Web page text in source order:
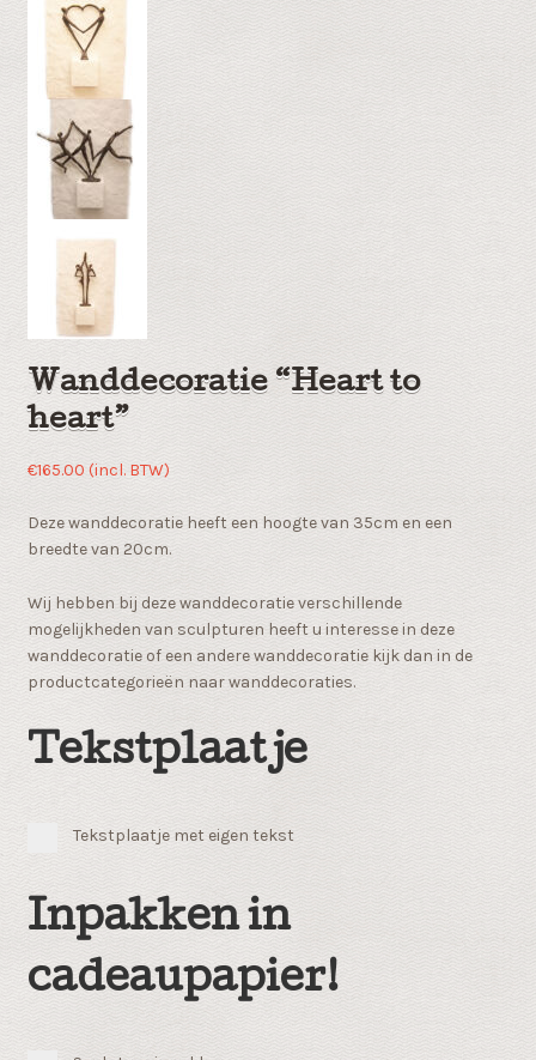
Wanddecoratie “Heart to
heart”
€165.00 (incl. BTW)
Deze wanddecoratie heeft een hoogte van 35cm en een
breedte van 20cm.
Wij hebben bij deze wanddecoratie verschillende
mogelijkheden van sculpturen heeft u interesse in deze
wanddecoratie of een andere wanddecoratie kijk dan in de
productcategorieën naar wanddecoraties.
Tekstplaatje
Tekstplaatje met eigen tekst
Inpakken in
cadeaupapier!